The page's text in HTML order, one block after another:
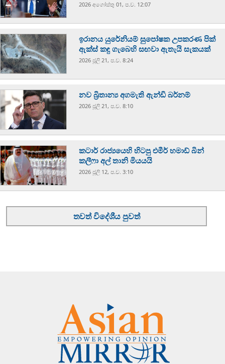
2026 අගෝස්‍තු 01, ප.ව. 12:07
ඉරානය යුරේනියම් සුපෝෂක උපකරණ පික්
ඇක්ස් කඳු ගැබෙහි සඟවා ඇතැයි සැකයක්
2026 ජූලි 21, ප.ව. 8:24
නව බ්‍රිතාන්‍ය අගමැති ඇන්ඩි බර්නම්
2026 ජූලි 21, ප.ව. 8:10
කටාර් රාජ්‍යයෙහි හිටපු එමීර් හමාඩ් බින්
කලීෆා අල් තානි මියයයි
2026 ජූලි 12, ප.ව. 3:10
තවත් විදේශීය පුවත්